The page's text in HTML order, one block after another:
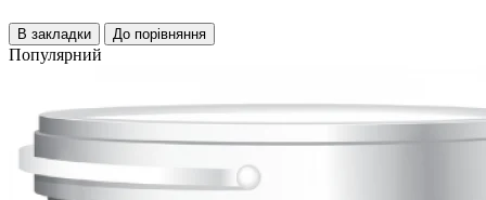
В закладки До порівняння
Популярний